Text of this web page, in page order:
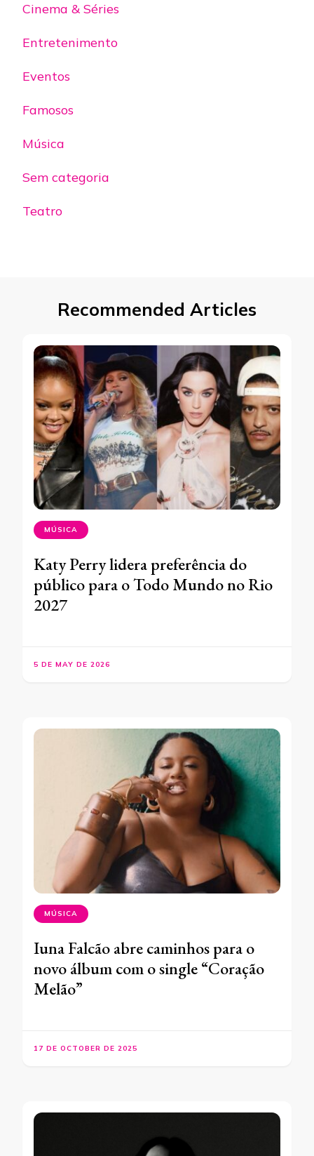
Cinema & Séries
Entretenimento
Eventos
Famosos
Música
Sem categoria
Teatro
Recommended Articles
MÚSICA
Katy Perry lidera preferência do
público para o Todo Mundo no Rio
2027
5 DE MAY DE 2026
MÚSICA
Iuna Falcão abre caminhos para o
novo álbum com o single “Coração
Melão”
17 DE OCTOBER DE 2025